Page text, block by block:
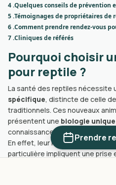
Prendre
4 .Quelques conseils de prévention
5 .Témoignages de propriétaires de
6 .Comment prendre rendez-vous
7 .Cliniques de référés
Pourquoi choisir
pour reptile ?
La santé des reptiles nécessite
spécifique, distincte de celle
traditionnels. Ces nouveaux
présentent une biologie unique
connaissances approfondies
En effet, leur nature
particulière impliquent une